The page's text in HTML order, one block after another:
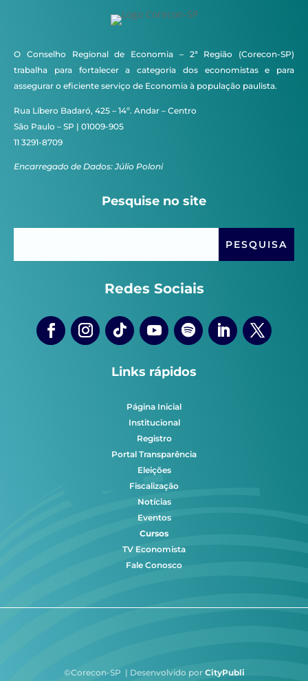
O Conselho Regional de Economia – 2ª Região (Corecon-SP)
trabalha para fortalecer a categoria dos economistas e para
assegurar o eficiente serviço de Economia à população paulista.
Rua Líbero Badaró, 425 – 14º. Andar – Centro
São Paulo – SP | 01009-905
11 3291-8709
Encarregado de Dados: Júlio Poloni
Pesquise no site
Redes Sociais
Links rápidos
Página Inicial
Institucional
Registro
Portal Transparência
Eleições
Fiscalização
Notícias
Eventos
Cursos
TV Economista
Fale Conosco
©Corecon-SP | Desenvolvido por CityPubli